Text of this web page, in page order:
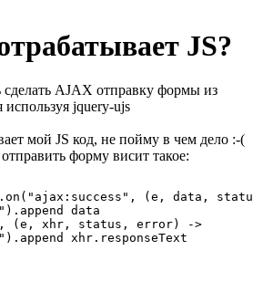
JS?
AJAX отправку формы из
jquery-ujs
мой JS код, не пойму в чем дело :-(
форму висит такое:
(e, data,
data
(e, xhr, status, error) ->
xhr.responseText